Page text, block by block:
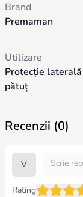
Brand
Premaman
Utilizare
Protecție
pătuț
2x7 cm
7 cm
Recenzii (0)
V
Rating